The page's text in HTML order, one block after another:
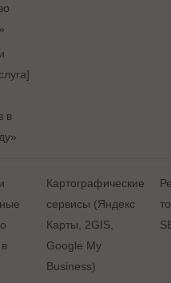
в
Картографические
сервисы (Яндекс
Карты, 2GIS,
Google My
Business)